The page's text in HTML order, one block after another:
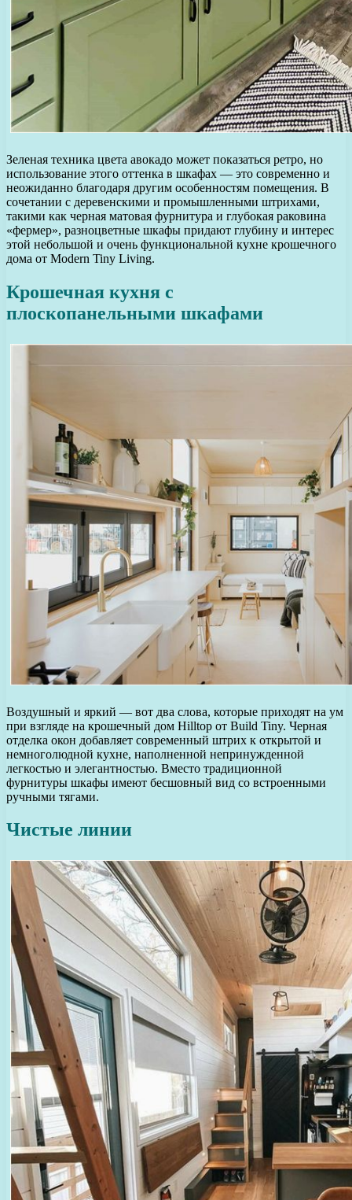
Зеленая техника цвета авокадо может показаться ретро, но
использование этого оттенка в шкафах — это современно и
неожиданно благодаря другим особенностям помещения. В
сочетании с деревенскими и промышленными штрихами,
такими как черная матовая фурнитура и глубокая раковина
«фермер», разноцветные шкафы придают глубину и интерес
этой небольшой и очень функциональной кухне крошечного
дома от Modern Tiny Living.
Крошечная кухня с
плоскопанельными шкафами
Воздушный и яркий — вот два слова, которые приходят на ум
при взгляде на крошечный дом Hilltop от Build Tiny. Черная
отделка окон добавляет современный штрих к открытой и
немноголюдной кухне, наполненной непринужденной
легкостью и элегантностью. Вместо традиционной
фурнитуры шкафы имеют бесшовный вид со встроенными
ручными тягами.
Чистые линии